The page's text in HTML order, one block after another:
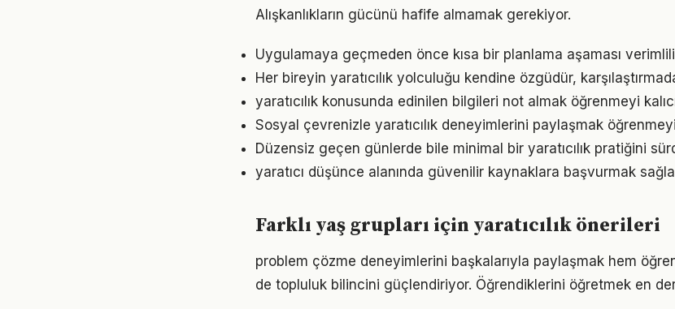
Alışkanlıkların gücünü hafife almamak gerekiyor.
Uygulamaya geçmeden önce kısa bir planlama aşaması
Her bireyin yaratıcılık yolculuğu kendine özgüdür,
yaratıcılık konusunda edinilen bilgileri not almak öğrenmeyi
Sosyal çevrenizle yaratıcılık deneyimlerini paylaşmak
Düzensiz geçen günlerde bile minimal bir yaratıcılık pratiğini
yaratıcı düşünce alanında güvenilir kaynaklara başvurmak
Farklı yaş grupları için yaratıcılık önerileri
problem çözme deneyimlerini başkalarıyla paylaşmak hem
de topluluk bilincini güçlendiriyor. Öğrendiklerini öğretmek en